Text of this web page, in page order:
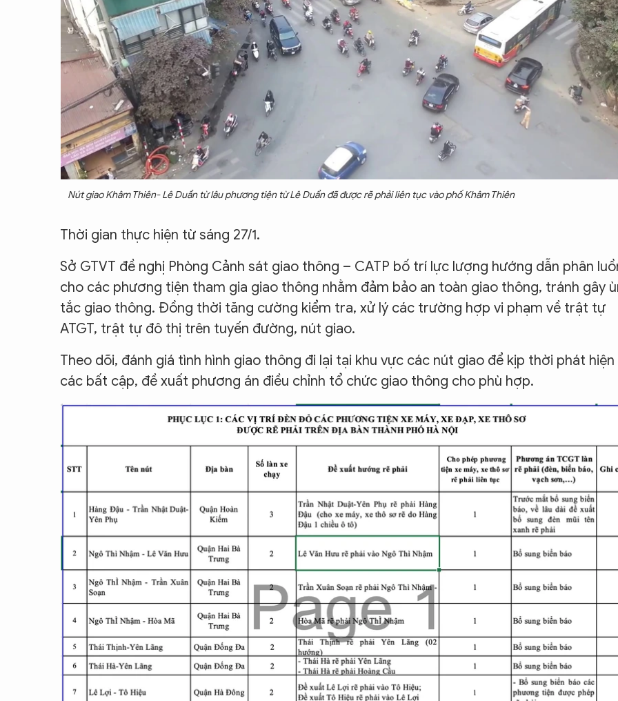
Nút giao Khâm Thiên- Lê Duẩn từ lâu phương tiện từ Lê Duẩn đã được rẽ phải liên tục vào phố Khâm Thiên
Thời gian thực hiện từ sáng 27/1.
Sở GTVT đề nghị Phòng Cảnh sát giao thông – CATP bố trí lực lượng hướng dẫn phân
cho các phương tiện tham gia giao thông nhằm đảm bảo an toàn giao thông, tránh gây
tắc giao thông. Đồng thời tăng cường kiểm tra, xử lý các trường hợp vi phạm về trật tự
ATGT, trật tự đô thị trên tuyến đường, nút giao.
Theo dõi, đánh giá tình hình giao thông đi lại tại khu vực các nút giao để kịp thời phát hiện
các bất cập, đề xuất phương án điều chỉnh tổ chức giao thông cho phù hợp.